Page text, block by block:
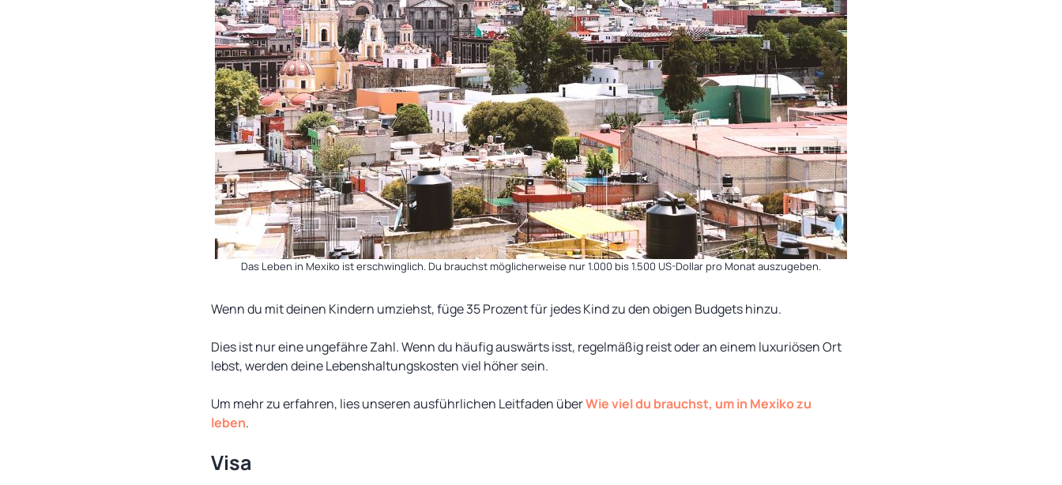
Das Leben in Mexiko ist erschwinglich. Du brauchst möglicherweise nur 1.000 bis 1.500 US-Dollar pro Monat auszugeben.
Wenn du mit deinen Kindern umziehst, füge 35 Prozent für jedes Kind zu den obigen Budgets hinzu.
Dies ist nur eine ungefähre Zahl. Wenn du häufig auswärts isst, regelmäßig reist oder an einem luxuriösen Ort
lebst, werden deine Lebenshaltungskosten viel höher sein.
Um mehr zu erfahren, lies unseren ausführlichen Leitfaden überWie viel du brauchst, um in Mexiko zu
leben.
Visa